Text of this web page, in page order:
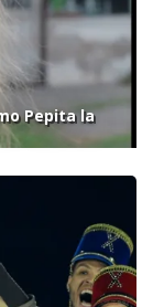
Pepita la